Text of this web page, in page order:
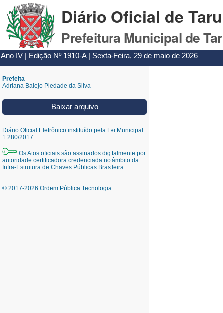
Diário Oficial de
Prefeitura Municipal de
Ano IV | Edição Nº 1910-A | Sexta-Feira, 29 de maio de 2026
Prefeita
Adriana Balejo Piedade da Silva
Baixar arquivo
Diário Oficial Eletrônico instituído pela Lei Municipal
1.280/2017.
Os Atos oficiais são assinados digitalmente por
autoridade certificadora credenciada no âmbito da
Infra-Estrutura de Chaves Públicas Brasileira.
© 2017-2026 Ordem Pública Tecnologia